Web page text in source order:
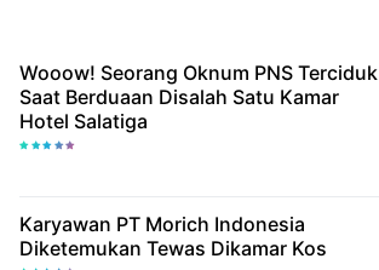
Wooow! Seorang Oknum PNS Terciduk
Saat Berduaan Disalah Satu Kamar
Hotel Salatiga
Karyawan PT Morich Indonesia
Diketemukan Tewas Dikamar Kos